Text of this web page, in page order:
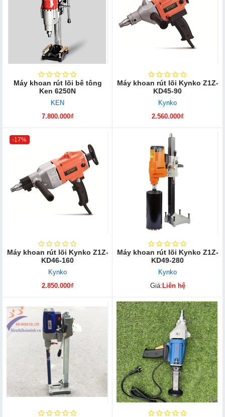
Máy khoan rút lõi bê tông
Ken 6250N
KEN
7.800.000₫
Máy khoan rút lõi Kynko Z1Z-
KD45-90
Kynko
2.560.000₫
-17%
Máy khoan rút lõi Kynko Z1Z-
KD46-160
Kynko
2.850.000₫
Máy khoan rút lõi Kynko Z1Z-
KD49-280
Kynko
Giá:Liên hệ